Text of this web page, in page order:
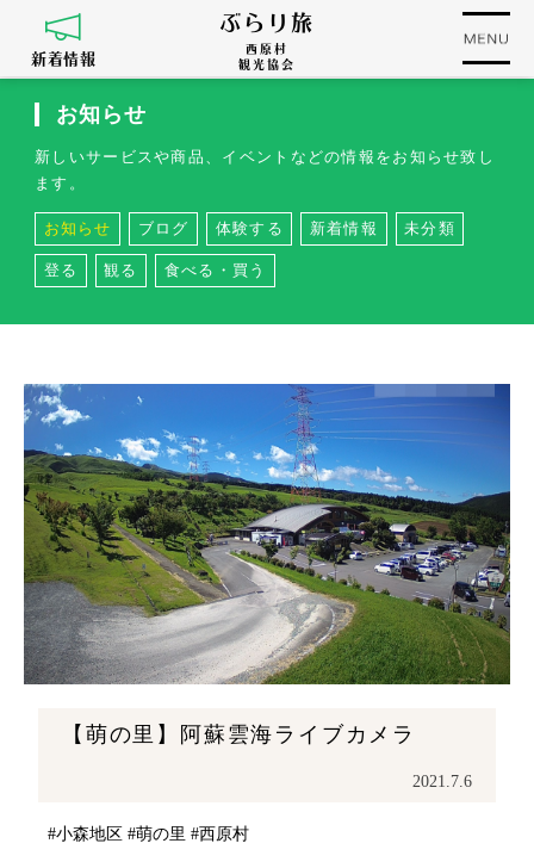
ぶらり旅
西原村
観光協会
新着情報
お知らせ
新しいサービスや商品、イベントなどの情報をお知らせ致し
ます。
お知らせ ブログ 体験する 新着情報 未分類
登る 観る 食べる・買う
【萌の里】阿蘇雲海ライブカメラ
2021.7.6
#小森地区 #萌の里 #西原村